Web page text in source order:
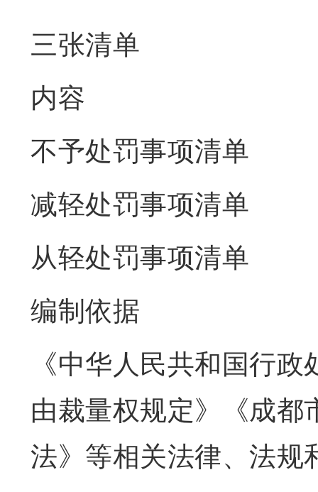
三张清单
内容
不予处罚事项清单
减轻处罚事项清单
从轻处罚事项清单
编制依据
《中华人民共和国行
由裁量权规定》《成都
法》等相关法律、法规